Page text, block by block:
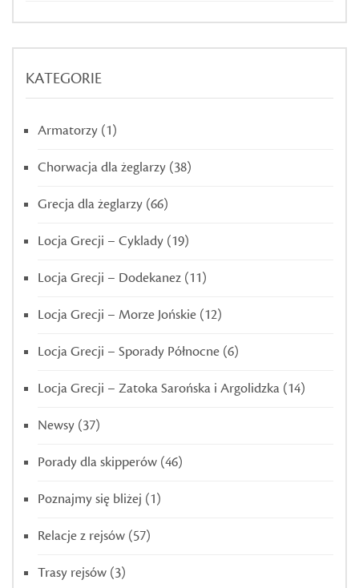
KATEGORIE
Armatorzy (1)
Chorwacja dla żeglarzy (38)
Grecja dla żeglarzy (66)
Locja Grecji – Cyklady (19)
Locja Grecji – Dodekanez (11)
Locja Grecji – Morze Jońskie (12)
Locja Grecji – Sporady Północne (6)
Locja Grecji – Zatoka Sarońska i Argolidzka (14)
Newsy (37)
Porady dla skipperów (46)
Poznajmy się bliżej (1)
Relacje z rejsów (57)
Trasy rejsów (3)